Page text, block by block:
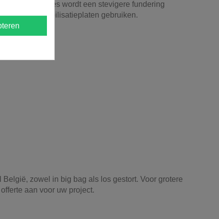
belaste zones wordt een stevigere fundering
u grindstabilisatieplaten gebruiken.
zowel in big bag als los gestort. Voor grotere
aan voor uw project.